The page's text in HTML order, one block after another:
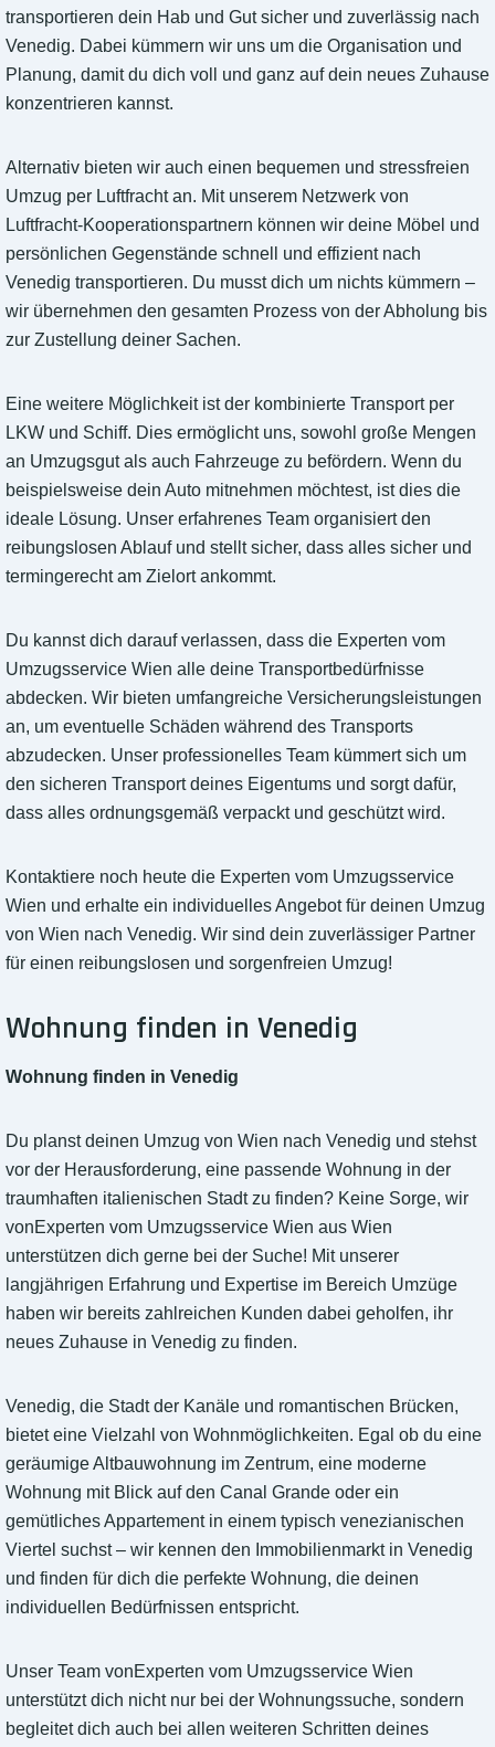
transportieren dein Hab und Gut sicher und zuverlässig nach
Venedig. Dabei kümmern wir uns um die Organisation und
Planung, damit du dich voll und ganz auf dein neues Zuhause
konzentrieren kannst.
Alternativ bieten wir auch einen bequemen und stressfreien
Umzug per Luftfracht an. Mit unserem Netzwerk von
Luftfracht-Kooperationspartnern können wir deine Möbel und
persönlichen Gegenstände schnell und effizient nach
Venedig transportieren. Du musst dich um nichts kümmern –
wir übernehmen den gesamten Prozess von der Abholung bis
zur Zustellung deiner Sachen.
Eine weitere Möglichkeit ist der kombinierte Transport per
LKW und Schiff. Dies ermöglicht uns, sowohl große Mengen
an Umzugsgut als auch Fahrzeuge zu befördern. Wenn du
beispielsweise dein Auto mitnehmen möchtest, ist dies die
ideale Lösung. Unser erfahrenes Team organisiert den
reibungslosen Ablauf und stellt sicher, dass alles sicher und
termingerecht am Zielort ankommt.
Du kannst dich darauf verlassen, dass die Experten vom
Umzugsservice Wien alle deine Transportbedürfnisse
abdecken. Wir bieten umfangreiche Versicherungsleistungen
an, um eventuelle Schäden während des Transports
abzudecken. Unser professionelles Team kümmert sich um
den sicheren Transport deines Eigentums und sorgt dafür,
dass alles ordnungsgemäß verpackt und geschützt wird.
Kontaktiere noch heute die Experten vom Umzugsservice
Wien und erhalte ein individuelles Angebot für deinen Umzug
von Wien nach Venedig. Wir sind dein zuverlässiger Partner
für einen reibungslosen und sorgenfreien Umzug!
Wohnung finden in Venedig
Wohnung finden in Venedig
Du planst deinen Umzug von Wien nach Venedig und stehst
vor der Herausforderung, eine passende Wohnung in der
traumhaften italienischen Stadt zu finden? Keine Sorge, wir
vonExperten vom Umzugsservice Wien aus Wien
unterstützen dich gerne bei der Suche! Mit unserer
langjährigen Erfahrung und Expertise im Bereich Umzüge
haben wir bereits zahlreichen Kunden dabei geholfen, ihr
neues Zuhause in Venedig zu finden.
Venedig, die Stadt der Kanäle und romantischen Brücken,
bietet eine Vielzahl von Wohnmöglichkeiten. Egal ob du eine
geräumige Altbauwohnung im Zentrum, eine moderne
Wohnung mit Blick auf den Canal Grande oder ein
gemütliches Appartement in einem typisch venezianischen
Viertel suchst – wir kennen den Immobilienmarkt in Venedig
und finden für dich die perfekte Wohnung, die deinen
individuellen Bedürfnissen entspricht.
Unser Team vonExperten vom Umzugsservice Wien
unterstützt dich nicht nur bei der Wohnungssuche, sondern
begleitet dich auch bei allen weiteren Schritten deines